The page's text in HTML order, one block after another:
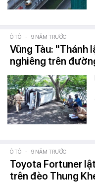
Ô TÔ - 9 NĂM TRƯỚC
Vũng Tàu: "Thánh
nghiêng trên
Ô TÔ - 9 NĂM TRƯỚC
Toyota Fortuner
trên đèo Thung